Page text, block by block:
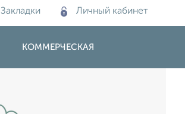
Закладки Личный кабинет
КОММЕРЧЕСКАЯ